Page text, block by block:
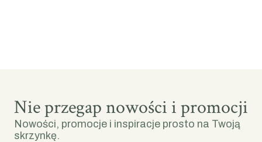
Nie przegap nowości i promocji
Nowości, promocje i inspiracje prosto na Twoją
skrzynkę.